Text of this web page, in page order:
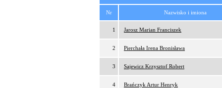
Nr Nazwisko i imiona
1 Jarosz Marian Franciszek
2 Pierchała Irena Bronisława
3 Sajewicz Krzysztof Robert
4 Brańczyk Artur Henryk